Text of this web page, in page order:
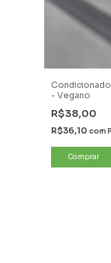
- Vegano
R$38,00
R$36,10 com